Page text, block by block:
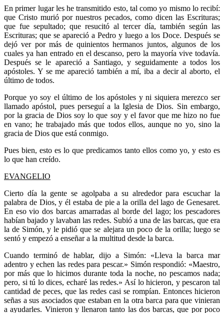
En primer lugar les he transmitido esto, tal como yo mismo lo recibí:
que Cristo murió por nuestros pecados, como dicen las Escrituras;
que fue sepultado; que resucitó al tercer día, también según las
Escrituras; que se apareció a Pedro y luego a los Doce. Después se
dejó ver por más de quinientos hermanos juntos, algunos de los
cuales ya han entrado en el descanso, pero la mayoría vive todavía.
Después se le apareció a Santiago, y seguidamente a todos los
apóstoles. Y se me apareció también a mí, iba a decir al aborto, el
último de todos.
Porque yo soy el último de los apóstoles y ni siquiera merezco ser
llamado apóstol, pues perseguí a la Iglesia de Dios. Sin embargo,
por la gracia de Dios soy lo que soy y el favor que me hizo no fue
en vano; he trabajado más que todos ellos, aunque no yo, sino la
gracia de Dios que está conmigo.
Pues bien, esto es lo que predicamos tanto ellos como yo, y esto es
lo que han creído.
EVANGELIO
Cierto día la gente se agolpaba a su alrededor para escuchar la
palabra de Dios, y él estaba de pie a la orilla del lago de Genesaret.
En eso vio dos barcas amarradas al borde del lago; los pescadores
habían bajado y lavaban las redes. Subió a una de las barcas, que era
la de Simón, y le pidió que se alejara un poco de la orilla; luego se
sentó y empezó a enseñar a la multitud desde la barca.
Cuando terminó de hablar, dijo a Simón: «Lleva la barca mar
adentro y echen las redes para pescar.» Simón respondió: «Maestro,
por más que lo hicimos durante toda la noche, no pescamos nada;
pero, si tú lo dices, echaré las redes.» Así lo hicieron, y pescaron tal
cantidad de peces, que las redes casi se rompían. Entonces hicieron
señas a sus asociados que estaban en la otra barca para que vinieran
a ayudarles. Vinieron y llenaron tanto las dos barcas, que por poco